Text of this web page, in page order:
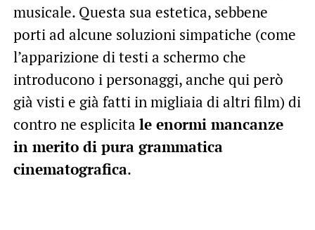
musicale. Questa sua estetica, sebbene
porti ad alcune soluzioni simpatiche (come
l’apparizione di testi a schermo che
introducono i personaggi, anche qui però
già visti e già fatti in migliaia di altri film) di
contro ne esplicita le enormi mancanze
in merito di pura grammatica
cinematografica.